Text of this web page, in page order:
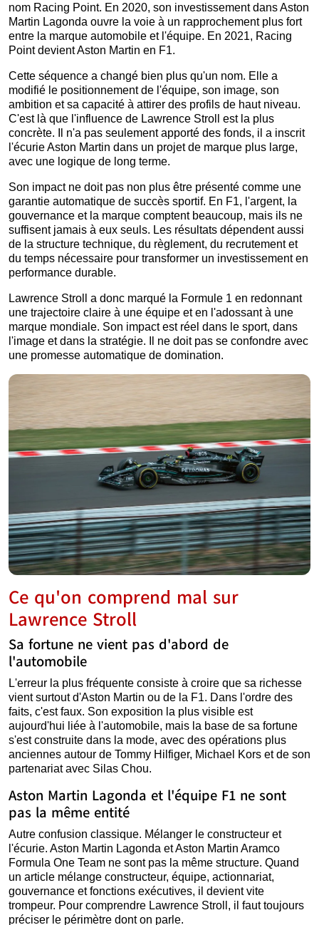
nom Racing Point. En 2020, son investissement dans Aston
Martin Lagonda ouvre la voie à un rapprochement plus fort
entre la marque automobile et l'équipe. En 2021, Racing
Point devient Aston Martin en F1.
Cette séquence a changé bien plus qu'un nom. Elle a
modifié le positionnement de l'équipe, son image, son
ambition et sa capacité à attirer des profils de haut niveau.
C'est là que l'influence de Lawrence Stroll est la plus
concrète. Il n'a pas seulement apporté des fonds, il a inscrit
l'écurie Aston Martin dans un projet de marque plus large,
avec une logique de long terme.
Son impact ne doit pas non plus être présenté comme une
garantie automatique de succès sportif. En F1, l'argent, la
gouvernance et la marque comptent beaucoup, mais ils ne
suffisent jamais à eux seuls. Les résultats dépendent aussi
de la structure technique, du règlement, du recrutement et
du temps nécessaire pour transformer un investissement en
performance durable.
Lawrence Stroll a donc marqué la Formule 1 en redonnant
une trajectoire claire à une équipe et en l'adossant à une
marque mondiale. Son impact est réel dans le sport, dans
l'image et dans la stratégie. Il ne doit pas se confondre avec
une promesse automatique de domination.
Ce qu'on comprend mal sur
Lawrence Stroll
Sa fortune ne vient pas d'abord de
l'automobile
L'erreur la plus fréquente consiste à croire que sa richesse
vient surtout d'Aston Martin ou de la F1. Dans l'ordre des
faits, c'est faux. Son exposition la plus visible est
aujourd'hui liée à l'automobile, mais la base de sa fortune
s'est construite dans la mode, avec des opérations plus
anciennes autour de Tommy Hilfiger, Michael Kors et de son
partenariat avec Silas Chou.
Aston Martin Lagonda et l'équipe F1 ne sont
pas la même entité
Autre confusion classique. Mélanger le constructeur et
l'écurie. Aston Martin Lagonda et Aston Martin Aramco
Formula One Team ne sont pas la même structure. Quand
un article mélange constructeur, équipe, actionnariat,
gouvernance et fonctions exécutives, il devient vite
trompeur. Pour comprendre Lawrence Stroll, il faut toujours
préciser le périmètre dont on parle.